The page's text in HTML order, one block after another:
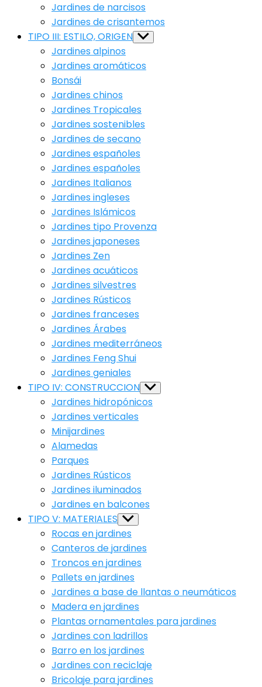
Jardines de narcisos
Jardines de crisantemos
TIPO III: ESTILO, ORIGEN Show
sub
Jardines alpinos
Jardines aromáticos
Bonsái
Jardines chinos
Jardines Tropicales
Jardines sostenibles
Jardines de secano
Jardines españoles
Jardines españoles
Jardines Italianos
Jardines ingleses
Jardines Islámicos
Jardines tipo Provenza
Jardines japoneses
Jardines Zen
Jardines acuáticos
Jardines silvestres
Jardines Rústicos
Jardines franceses
Jardines Árabes
Jardines mediterráneos
Jardines Feng Shui
Jardines geniales
TIPO IV: CONSTRUCCION Show
sub
menu
Jardines hidropónicos
Jardines verticales
Minijardines
Alamedas
Parques
Jardines Rústicos
Jardines iluminados
Jardines en balcones
TIPO V: MATERIALES Show
sub
menu
Rocas en jardines
Canteros de jardines
Troncos en jardines
Pallets en jardines
Jardines a base de llantas o neumáticos
Madera en jardines
Plantas ornamentales para jardines
Jardines con ladrillos
Barro en los jardines
Jardines con reciclaje
Bricolaje para jardines